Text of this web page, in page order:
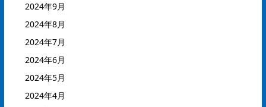
2024年9月
2024年8月
2024年7月
2024年6月
2024年5月
2024年4月